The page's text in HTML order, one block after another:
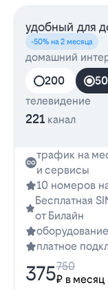
удобный для
-50% на 2 месяца
домашний
200
телевидение
221 канал
трафик на
и сервисы
10 номеров
Бесплатная
от Билайн
оборудование
платное
375₽ в месяц
750